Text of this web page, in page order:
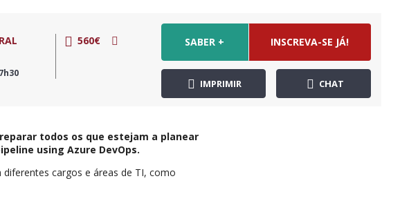
560€ SABER + INSCREVA-SE JÁ!
IMPRIMIR CHAT
todos os que estejam a planear
using Azure DevOps.
cargos e áreas de TI, como